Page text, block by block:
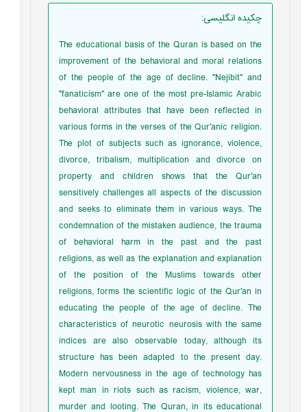
چکیده انگلیسی:
The educational basis of the Quran is based on the
improvement of the behavioral and moral relations
of the people of the age of decline. "Nejibit" and
"fanaticism" are one of the most pre-Islamic Arabic
behavioral attributes that have been reflected in
various forms in the verses of the Qur'anic religion.
The plot of subjects such as ignorance, violence,
divorce, tribalism, multiplication and divorce on
property and children shows that the Qur'an
sensitively challenges all aspects of the discussion
and seeks to eliminate them in various ways. The
condemnation of the mistaken audience, the trauma
of behavioral harm in the past and the past
religions, as well as the explanation and explanation
of the position of the Muslims towards other
religions, forms the scientific logic of the Qur'an in
educating the people of the age of decline. The
characteristics of neurotic neurosis with the same
indices are also observable today, although its
structure has been adapted to the present day.
Modern nervousness in the age of technology has
kept man in riots such as racism, violence, war,
murder and looting. The Quran, in its educational